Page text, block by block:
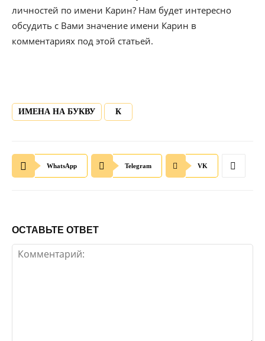
личностей по имени Карин? Нам будет интересно
обсудить с Вами значение имени Карин в
комментариях под этой статьей.
ИМЕНА НА БУКВУ К
WhatsApp Telegram VK
ОСТАВЬТЕ ОТВЕТ